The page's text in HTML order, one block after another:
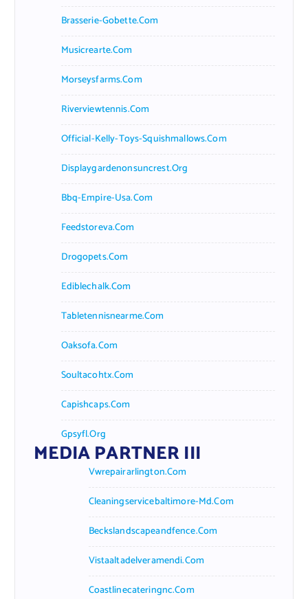
Brasserie-Gobette.com
Musicrearte.com
Morseysfarms.com
Riverviewtennis.com
Official-Kelly-Toys-Squishmallows.com
Displaygardenonsuncrest.org
Bbq-Empire-Usa.com
Feedstoreva.com
Drogopets.com
Ediblechalk.com
Tabletennisnearme.com
Oaksofa.com
Soultacohtx.com
Capishcaps.com
Gpsyfl.org
MEDIA PARTNER III
Vwrepairarlington.com
Cleaningservicebaltimore-Md.com
Beckslandscapeandfence.com
Vistaaltadelveramendi.com
Coastlinecateringnc.com